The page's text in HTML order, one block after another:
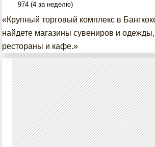
974 (4 за неделю)
«Крупный торговый комплекс в
найдете магазины сувениров и
рестораны и кафе.»